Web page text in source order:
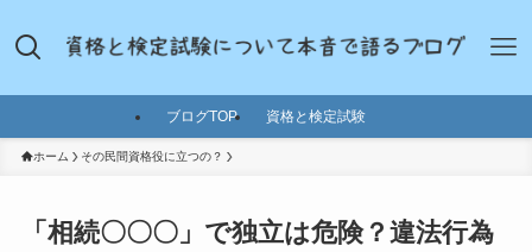
ブログTOP 資格と検定試験
ホーム その民間資格役に立つの？
「相続〇〇〇」で独立は危険？違法行為